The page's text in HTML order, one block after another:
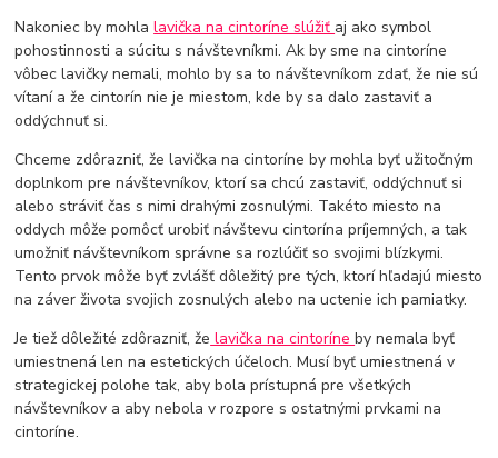
Nakoniec by mohlalavička na cintoríne slúžiť aj ako symbol
pohostinnosti a súcitu s návštevníkmi. Ak by sme na cintoríne
vôbec lavičky nemali, mohlo by sa to návštevníkom zdať, že nie sú
vítaní a že cintorín nie je miestom, kde by sa dalo zastaviť a
oddýchnuť si.
Chceme zdôrazniť, že lavička na cintoríne by mohla byť užitočným
doplnkom pre návštevníkov, ktorí sa chcú zastaviť, oddýchnuť si
alebo stráviť čas s nimi drahými zosnulými. Takéto miesto na
oddych môže pomôcť urobiť návštevu cintorína príjemných, a tak
umožniť návštevníkom správne sa rozlúčiť so svojimi blízkymi.
Tento prvok môže byť zvlášť dôležitý pre tých, ktorí hľadajú miesto
na záver života svojich zosnulých alebo na uctenie ich pamiatky.
Je tiež dôležité zdôrazniť, že lavička na cintoríneby nemala byť
umiestnená len na estetických účeloch. Musí byť umiestnená v
strategickej polohe tak, aby bola prístupná pre všetkých
návštevníkov a aby nebola v rozpore s ostatnými prvkami na
cintoríne.